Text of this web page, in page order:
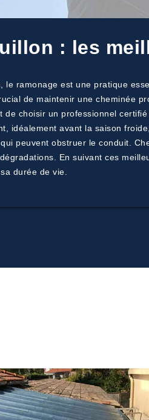
: les
le ramonage est une pratique
de maintenir une cheminée
de choisir un professionnel
idéalement avant la saison
peuvent obstruer le conduit.
En suivant ces
durée de vie.